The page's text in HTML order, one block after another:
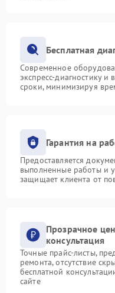
Бесплатная
Современное
экспресс-диагностику и
сроки, минимизируя
Гарантия на
Предоставляется
выполненные работы и
защищает клиента от
Прозрачное
консультация
Точные прайс-листы,
ремонта, отсутствие
бесплатной
сайте